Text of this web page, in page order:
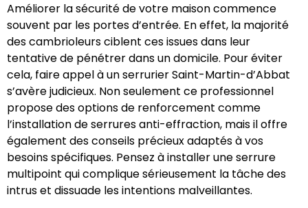
Améliorer la sécurité de votre maison commence
souvent par les portes d’entrée. En effet, la majorité
des cambrioleurs ciblent ces issues dans leur
tentative de pénétrer dans un domicile. Pour éviter
cela, faire appel à un serrurier Saint-Martin-d’Abbat
s’avère judicieux. Non seulement ce professionnel
propose des options de renforcement comme
l’installation de serrures anti-effraction, mais il offre
également des conseils précieux adaptés à vos
besoins spécifiques. Pensez à installer une serrure
multipoint qui complique sérieusement la tâche des
intrus et dissuade les intentions malveillantes.